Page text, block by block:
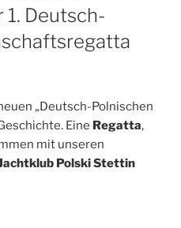
Deutsch-
„Deutsch-Polnischen
Eine Regatta,
mit unseren
Polski Stettin